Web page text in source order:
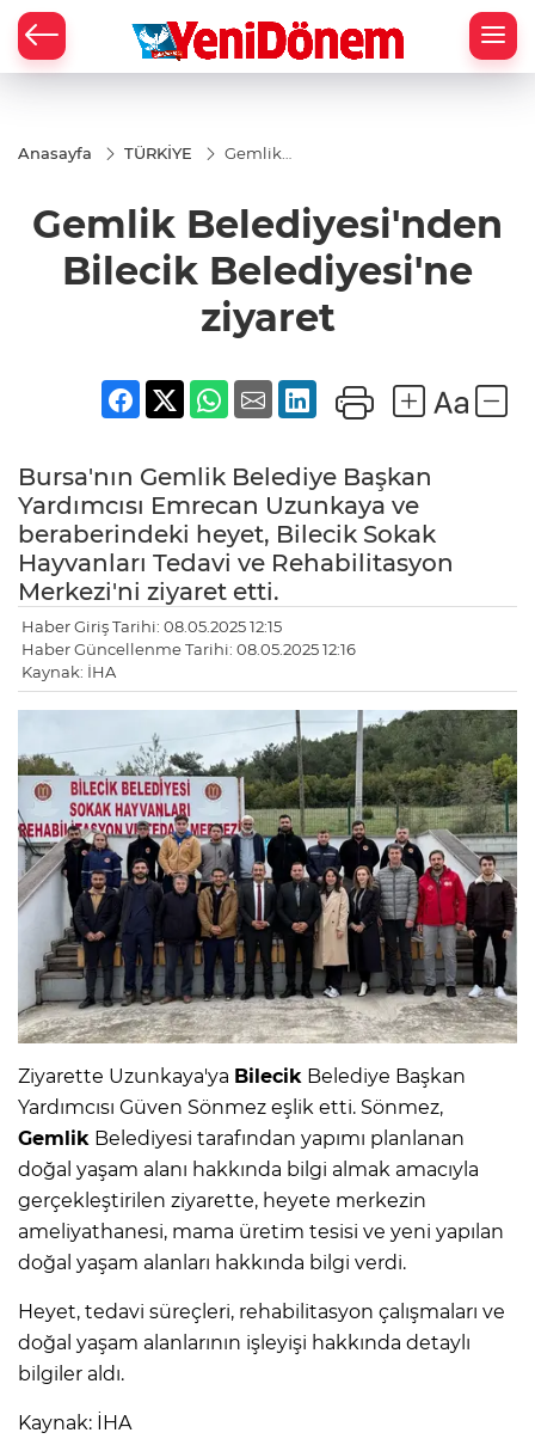
Anasayfa TÜRKİYE
Gemlik
Belediyesi'ne
ziyaret
Gemlik Belediyesi'nden
Bilecik Belediyesi'ne
ziyaret
Bursa'nın Gemlik Belediye Başkan
Yardımcısı Emrecan Uzunkaya ve
beraberindeki heyet, Bilecik Sokak
Hayvanları Tedavi ve Rehabilitasyon
Merkezi'ni ziyaret etti.
Haber Giriş Tarihi: 08.05.2025 12:15
Haber Güncellenme Tarihi: 08.05.2025 12:16
Kaynak: İHA
Ziyarette Uzunkaya'ya Bilecik Belediye Başkan
Yardımcısı Güven Sönmez eşlik etti. Sönmez,
Gemlik Belediyesi tarafından yapımı planlanan
doğal yaşam alanı hakkında bilgi almak amacıyla
gerçekleştirilen ziyarette, heyete merkezin
ameliyathanesi, mama üretim tesisi ve yeni yapılan
doğal yaşam alanları hakkında bilgi verdi.
Heyet, tedavi süreçleri, rehabilitasyon çalışmaları ve
doğal yaşam alanlarının işleyişi hakkında detaylı
bilgiler aldı.
Kaynak: İHA